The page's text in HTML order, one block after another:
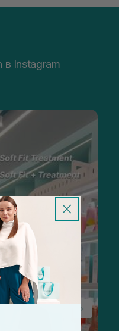
в Instagram